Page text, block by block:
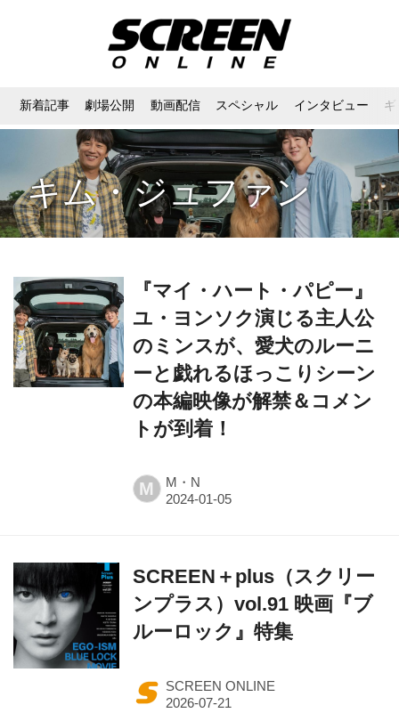
新着記事 劇場公開 動画配信 スペシャル インタビュー
キム・ジュファン
『マイ・ハート・パピー』
ユ・ヨンソク演じる主人公
のミンスが、愛犬のルーニ
ーと戯れるほっこりシーン
の本編映像が解禁＆コメン
トが到着！
M M・N
SCREEN＋plus（スクリー
ンプラス）vol.91 映画『ブ
ルーロック』特集
SCREEN ONLINE